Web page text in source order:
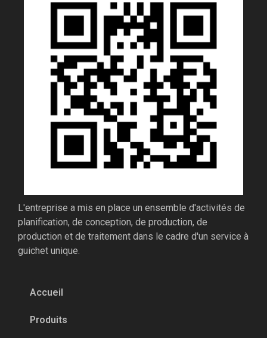
L'entreprise a mis en place un ensemble d'activités de
planification, de conception, de production, de
production et de traitement dans le cadre d'un service à
guichet unique.
Accueil
Produits